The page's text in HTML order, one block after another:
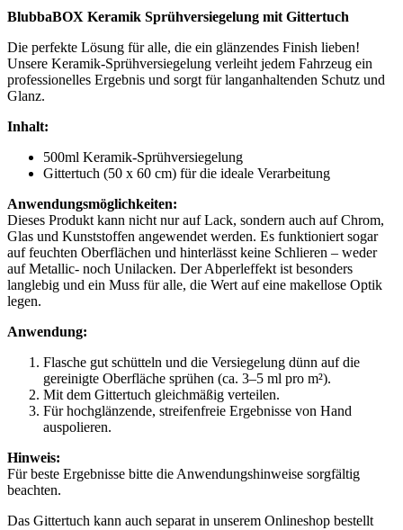
BlubbaBOX Keramik Sprühversiegelung mit Gittertuch
Die perfekte Lösung für alle, die ein glänzendes Finish lieben!
Unsere Keramik-Sprühversiegelung verleiht jedem Fahrzeug ein
professionelles Ergebnis und sorgt für langanhaltenden Schutz und
Glanz.
Inhalt:
500ml Keramik-Sprühversiegelung
Gittertuch (50 x 60 cm) für die ideale Verarbeitung
Anwendungsmöglichkeiten:
Dieses Produkt kann nicht nur auf Lack, sondern auch auf Chrom,
Glas und Kunststoffen angewendet werden. Es funktioniert sogar
auf feuchten Oberflächen und hinterlässt keine Schlieren – weder
auf Metallic- noch Unilacken. Der Abperleffekt ist besonders
langlebig und ein Muss für alle, die Wert auf eine makellose Optik
legen.
Anwendung:
Flasche gut schütteln und die Versiegelung dünn auf die
gereinigte Oberfläche sprühen (ca. 3–5 ml pro m²).
Mit dem Gittertuch gleichmäßig verteilen.
Für hochglänzende, streifenfreie Ergebnisse von Hand
auspolieren.
Hinweis:
Für beste Ergebnisse bitte die Anwendungshinweise sorgfältig
beachten.
Das Gittertuch kann auch separat in unserem Onlineshop bestellt